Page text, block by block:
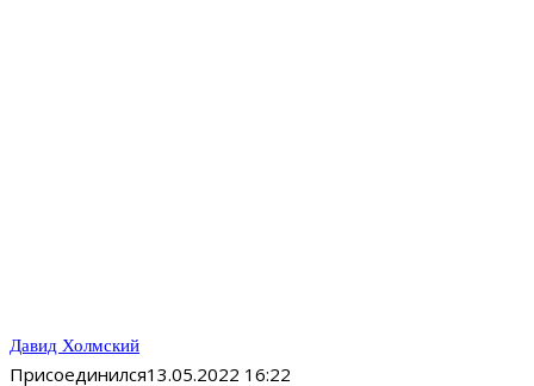
Давид Холмский
Присоединился13.05.2022 16:22